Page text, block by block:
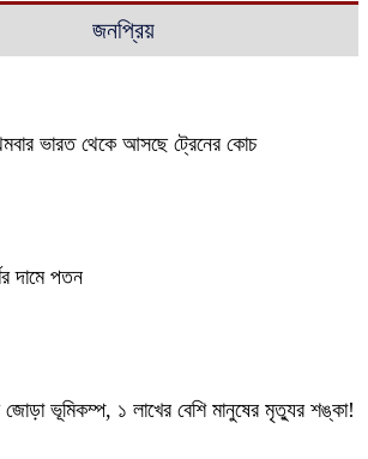
জনপ্রিয়
ভারত থেকে আসছে ট্রেনের কোচ
দামে পতন
জোড়া ভূমিকম্প, ১ লাখের বেশি মানুষের মৃত্যুর শঙ্কা!